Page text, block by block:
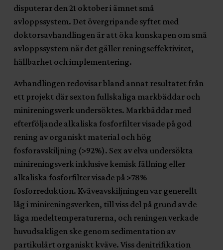
disputerar den 21 oktober i ämnet små
avloppssystem. Det övergripande syftet med
doktorsavhandlingen är att öka kunskapen om små
avloppssystem när det gäller reningseffektivitet,
hållbarhet och implementering.
Avhandlingen redovisar bland annat resultatet från
ett projekt där sexton fullskaliga markbäddar och
minireningsverk undersöktes. Markbäddar med
efterföljande alkaliska fosforfilter visade på god
rening av organiskt material och hög
fosforavskiljning (>92%). Sex av elva undersökta
minireningsverk inklusive kemisk fällning eller
alkaliska fosforfilter visade på >78%
fosforreduktion. Kväveavskiljningen var generellt
låg i minireningsverken, till viss del på grund av de
låga medeltemperaturerna, och reningen verkade
huvudsakligen ske genom sedimentation av
partikulärt organiskt kväve. Viss denitrifikation